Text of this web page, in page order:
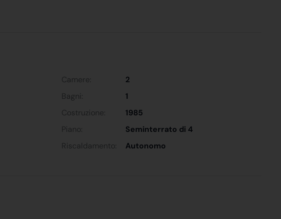
Camere:
2
Bagni:
1
Costruzione:
1985
Piano:
Seminterrato di 4
Riscaldamento: Autonomo